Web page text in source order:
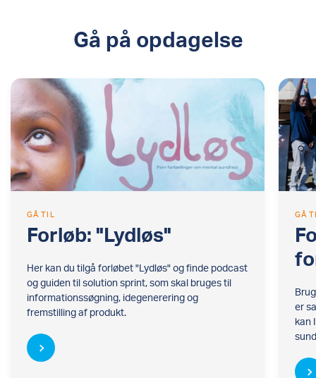
Gå på opdagelse
GÅ TIL
Forløb: "Lydløs"
Her kan du tilgå forløbet "Lydløs" og finde podcast
og guiden til solution sprint, som skal bruges til
informationssøgning, idegenerering og
fremstilling af produkt.
GÅ
er
kan